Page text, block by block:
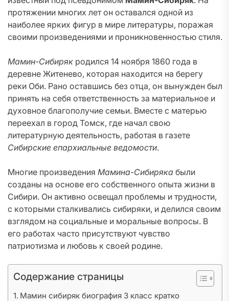
протяжении многих лет он оставался одной из
наиболее ярких фигур в мире литературы, поражая
своими произведениями и проникновенностью стиля.
Мамин-Сибиряк родился 14 ноября 1860 года в
деревне Житенево, которая находится на берегу
реки Оби. Рано оставшись без отца, он вынужден был
принять на себя ответственность за материальное и
духовное благополучие семьи. Вместе с матерью
переехал в город Томск, где начал свою
литературную деятельность, работая в газете
Сибирские епархиальные ведомости.
Многие произведения Мамина-Сибиряка были
созданы на основе его собственного опыта жизни в
Сибири. Он активно освещал проблемы и трудности,
с которыми сталкивались сибиряки, и делился своим
взглядом на социальные и моральные вопросы. В
его работах часто присутствуют чувство
патриотизма и любовь к своей родине.
Содержание страницы
Мамин сибиряк биография 3 класс кратко